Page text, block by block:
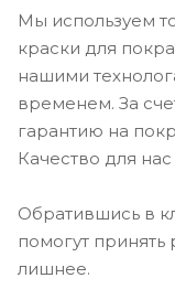
Мы используем
краски для
нашими
временем. За
гарантию на
Качество для
Обратившись в
помогут принять
лишнее.